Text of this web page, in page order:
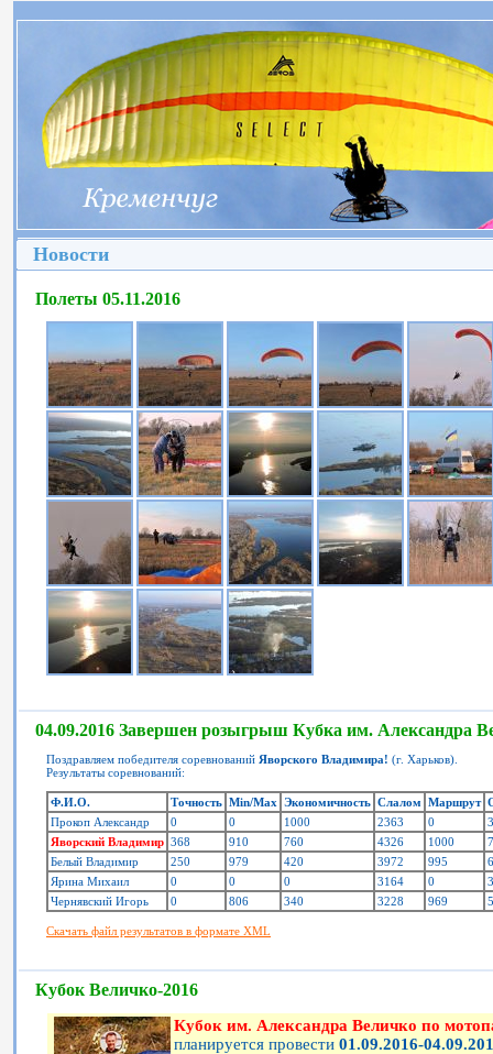
Новости
Полеты 05.11.2016
04.09.2016 Завершен розыгрыш Кубка им. Александра
Поздравляем победителя соревнований Яворского Владимира! (г. Харьков).
Результаты соревнований:
Ф.И.О. Точность Min/Max Экономичность Слалом Маршрут
Прокоп Александр
0 0 1000 2363 0
Яворский Владимир 368 910 760 4326 1000
Белый Владимир
250 979 420 3972 995
Ярина Михаил
0 0 0 3164 0
Чернявский Игорь
0 806 340 3228 969
Скачать файл результатов в формате XML
Кубок Величко-2016
Кубок им. Александра Величко по
планируется провести 01.09.2016-